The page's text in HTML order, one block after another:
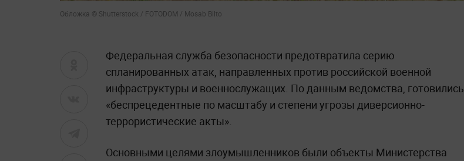
Обложка © Shutterstock / FOTODOM / Mosab Bilto
Федеральная служба безопасности предотвратила серию
спланированных атак, направленных против российской военной
инфраструктуры и военнослужащих. По данным ведомства, готовились
«беспрецедентные по масштабу и степени угрозы диверсионно-
террористические акты».
Основными целями злоумышленников были объекты Министерства